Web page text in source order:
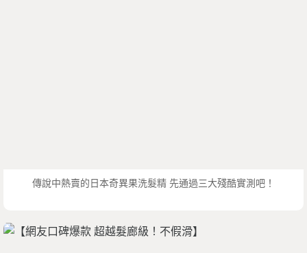
傳說中熱賣的日本奇異果洗髮精 先通過三大殘酷實測吧！